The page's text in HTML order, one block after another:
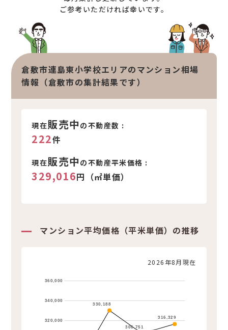
不動産売却サポート
査定依頼
不動産の相場情報
不動産を探す
物件検索
お気に入り不動産を見る
ご参考いただければ幸いです。
倉敷市連島東小学校エリアのマンション相場
情報（倉敷市の集計結果です）
現在販売中 の不動産数 :
222件
現在販売中 の不動産平米価格 :
329,016円（㎡単価）
マンション平均価格（平米単価）の推移
2026年8月現在
320,000
340,000
360,000
330,188
306,751
316,329